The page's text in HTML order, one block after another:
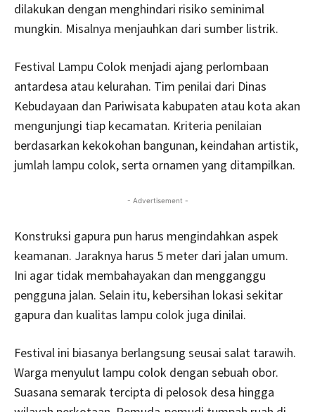
dilakukan dengan menghindari risiko seminimal
mungkin. Misalnya menjauhkan dari sumber listrik.
Festival Lampu Colok menjadi ajang perlombaan
antardesa atau kelurahan. Tim penilai dari Dinas
Kebudayaan dan Pariwisata kabupaten atau kota akan
mengunjungi tiap kecamatan. Kriteria penilaian
berdasarkan kekokohan bangunan, keindahan artistik,
jumlah lampu colok, serta ornamen yang ditampilkan.
- Advertisement -
Konstruksi gapura pun harus mengindahkan aspek
keamanan. Jaraknya harus 5 meter dari jalan umum.
Ini agar tidak membahayakan dan mengganggu
pengguna jalan. Selain itu, kebersihan lokasi sekitar
gapura dan kualitas lampu colok juga dinilai.
Festival ini biasanya berlangsung seusai salat tarawih.
Warga menyulut lampu colok dengan sebuah obor.
Suasana semarak tercipta di pelosok desa hingga